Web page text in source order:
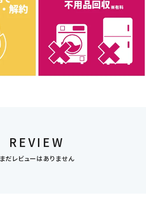
REVIEW
まだレビューはありません